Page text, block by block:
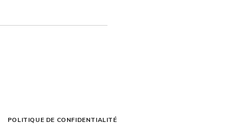
POLITIQUE DE CONFIDENTIALITÉ